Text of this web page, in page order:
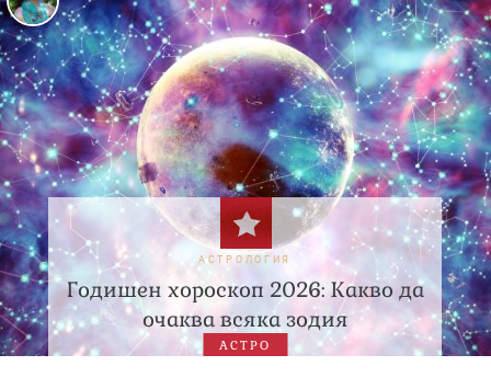
АСТРОЛОГИЯ
Годишен хороскоп 2026: Какво да
очаква всяка зодия
АСТРО